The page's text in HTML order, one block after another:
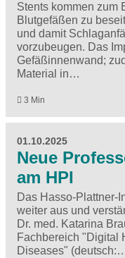
Stents kommen zum
Blutgefäßen zu
und damit
vorzubeugen. Das
Gefäßinnenwand;
Material in…
3 Min
01.10.2025
Neue
am HPI
Das Hasso-Plattner-
weiter aus und
Dr. med. Katarina
Fachbereich "Digital
Diseases"